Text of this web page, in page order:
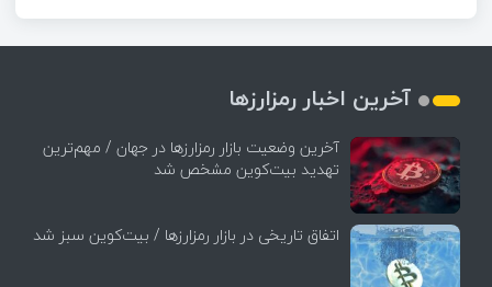
آخرین اخبار رمزارزها
آخرین وضعیت بازار رمزارزها در جهان / مهم‌ترین
تهدید بیت‌کوین مشخص شد
اتفاق تاریخی در بازار رمزارزها / بیت‌کوین سبز شد